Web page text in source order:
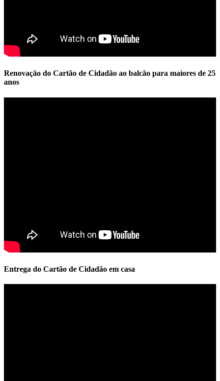
Renovação do Cartão de Cidadão ao balcão para maiores de 25
anos
Entrega do Cartão de Cidadão em casa